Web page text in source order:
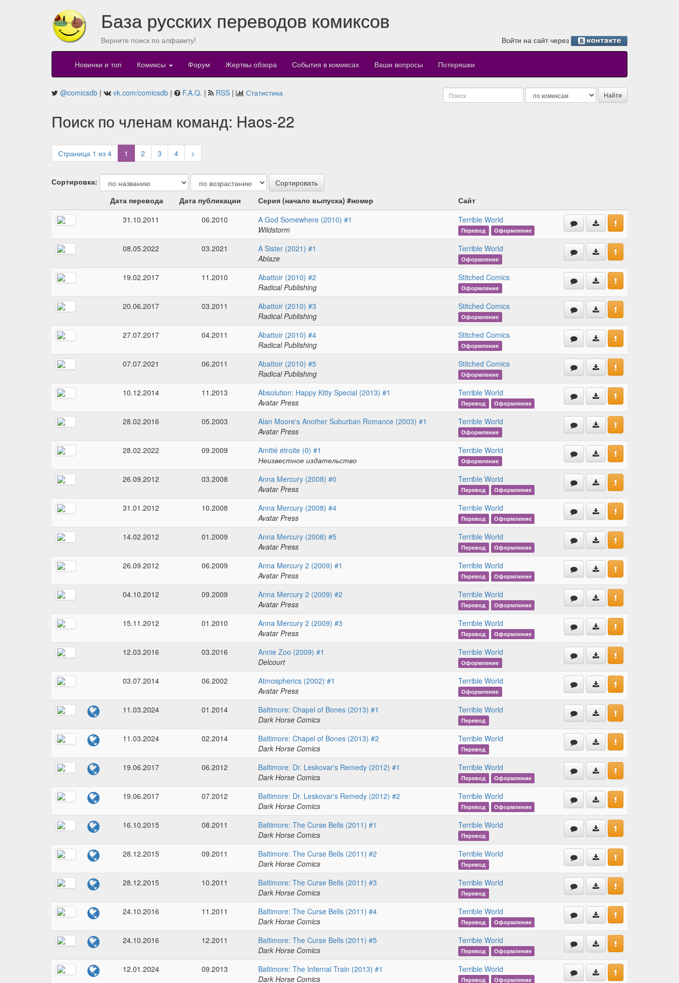
База русских переводов комиксов
Верните поиск по алфавиту! Войти на сайт через
Новинки и топ Комиксы Форум Жертвы обзора События в комиксах Ваши вопросы Потеряшки
@comicsdb | vk.com/comicsdb | F.A.Q. | RSS | Статистика
Поиск по членам команд: Haos-22
Страница 1 из 4 1 (current)
2 3 4 >
Сортировка:
Дата перевода
Дата публикации Серия (начало выпуска) #номер
Сайт
31.10.2011
06.2010
A God Somewhere (2010) #1
Wildstorm
Terrible World
Перевод Оформление
08.05.2022 03.2021
A Sister (2021) #1
Ablaze
Terrible World
Оформление
19.02.2017 11.2010
Abattoir (2010) #2
Radical Publishing
Stitched Comics
Оформление
20.06.2017 03.2011
Abattoir (2010) #3
Radical Publishing
Stitched Comics
Оформление
27.07.2017 04.2011
Abattoir (2010) #4
Radical Publishing
Stitched Comics
Оформление
07.07.2021 06.2011
Abattoir (2010) #5
Radical Publishing
Stitched Comics
Оформление
10.12.2014 11.2013
Absolution: Happy Kitty Special (2013) #1
Avatar Press
Terrible World
Перевод Оформление
28.02.2016 05.2003
Alan Moore's Another Suburban Romance (2003) #1
Avatar Press
Terrible World
Оформление
28.02.2022 09.2009
Amitié étroite (0) #1
Неизвестное издательство
Terrible World
Оформление
26.09.2012 03.2008
Anna Mercury (2008) #0
Avatar Press
Terrible World
Перевод Оформление
31.01.2012 10.2008
Anna Mercury (2008) #4
Avatar Press
Terrible World
Перевод Оформление
14.02.2012 01.2009
Anna Mercury (2008) #5
Avatar Press
Terrible World
Перевод Оформление
26.09.2012 06.2009
Anna Mercury 2 (2009) #1
Avatar Press
Terrible World
Перевод Оформление
04.10.2012 09.2009
Anna Mercury 2 (2009) #2
Avatar Press
Terrible World
Перевод Оформление
15.11.2012 01.2010
Anna Mercury 2 (2009) #3
Avatar Press
Terrible World
Перевод Оформление
12.03.2016 03.2016
Annie Zoo (2009) #1
Delcourt
Terrible World
Оформление
03.07.2014 06.2002
Atmospherics (2002) #1
Avatar Press
Terrible World
Оформление
11.03.2024 01.2014
Baltimore: Chapel of Bones (2013) #1
Dark Horse Comics
Terrible World
Перевод
11.03.2024 02.2014
Baltimore: Chapel of Bones (2013) #2
Dark Horse Comics
Terrible World
Перевод
19.06.2017 06.2012
Baltimore: Dr. Leskovar's Remedy (2012) #1
Dark Horse Comics
Terrible World
Перевод Оформление
19.06.2017 07.2012
Baltimore: Dr. Leskovar's Remedy (2012) #2
Dark Horse Comics
Terrible World
Перевод Оформление
16.10.2015 08.2011
Baltimore: The Curse Bells (2011) #1
Dark Horse Comics
Terrible World
Перевод
28.12.2015 09.2011
Baltimore: The Curse Bells (2011) #2
Dark Horse Comics
Terrible World
Перевод
28.12.2015 10.2011
Baltimore: The Curse Bells (2011) #3
Dark Horse Comics
Terrible World
Перевод
24.10.2016 11.2011
Baltimore: The Curse Bells (2011) #4
Dark Horse Comics
Terrible World
Перевод Оформление
24.10.2016 12.2011
Baltimore: The Curse Bells (2011) #5
Dark Horse Comics
Terrible World
Перевод Оформление
12.01.2024 09.2013
Baltimore: The Infernal Train (2013) #1
Dark Horse Comics
Terrible World
Перевод Оформление